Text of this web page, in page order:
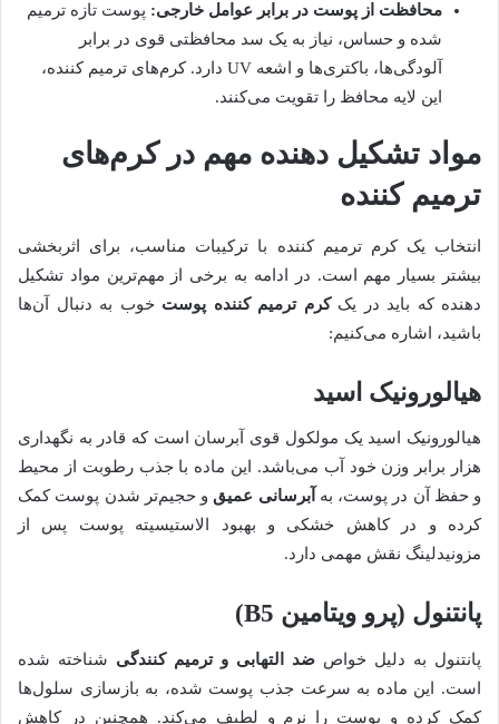
محافظت از پوست در برابر عوامل خارجی: پوست تازه ترمیم
شده و حساس، نیاز به یک سد محافظتی قوی در برابر
آلودگی‌ها، باکتری‌ها و اشعه UV دارد. کرم‌های ترمیم کننده،
این لایه محافظ را تقویت می‌کنند.
مواد تشکیل دهنده مهم در کرم‌های
ترمیم کننده
انتخاب یک کرم ترمیم کننده با ترکیبات مناسب، برای اثربخشی
بیشتر بسیار مهم است. در ادامه به برخی از مهم‌ترین مواد تشکیل
دهنده که باید در یککرم ترمیم کننده پوست خوب به دنبال آن‌ها
باشید، اشاره می‌کنیم:
هیالورونیک اسید
هیالورونیک اسید یک مولکول قوی آبرسان است که قادر به نگهداری
هزار برابر وزن خود آب می‌باشد. این ماده با جذب رطوبت از محیط
و حفظ آن در پوست، به آبرسانی عمیق و حجیم‌تر شدن پوست کمک
کرده و در کاهش خشکی و بهبود الاستیسیته پوست پس از
مزونیدلینگ نقش مهمی دارد.
پانتنول (پرو ویتامین B5)
پانتنول به دلیل خواص ضد التهابی و ترمیم کنندگی شناخته شده
است. این ماده به سرعت جذب پوست شده، به بازسازی سلول‌ها
کمک کرده و پوست را نرم و لطیف می‌کند. همچنین در کاهش